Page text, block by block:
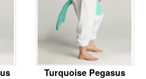
Turquoise Pegasus